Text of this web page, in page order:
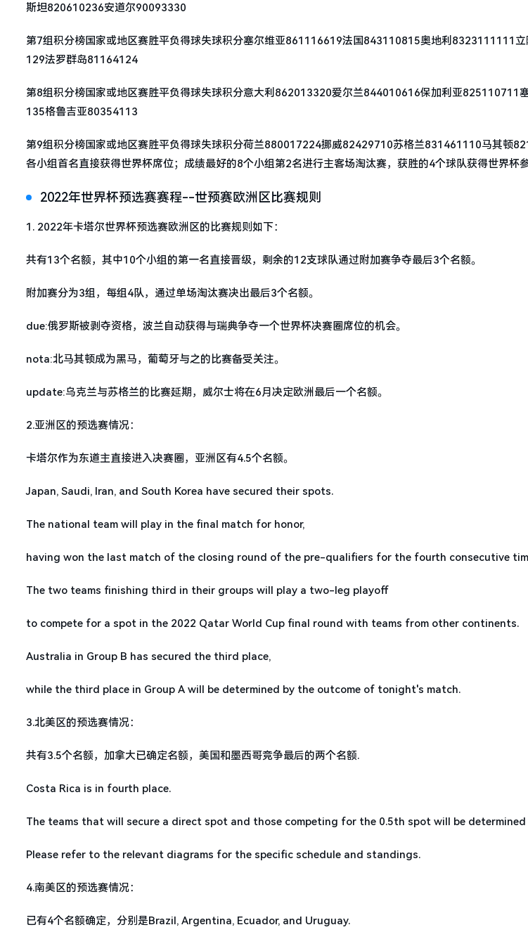
斯坦820610236安道尔90093330
第7组积分榜国家或地区赛胜平负得球失球积分塞尔维亚861116619法国843110815奥地利8323111111
129法罗群岛81164124
第8组积分榜国家或地区赛胜平负得球失球积分意大利862013320爱尔兰844010616保加利亚825110711
135格鲁吉亚80354113
第9组积分榜国家或地区赛胜平负得球失球积分荷兰880017224挪威82429710苏格兰831461110马其顿
各小组首名直接获得世界杯席位；成绩最好的8个小组第2名进行主客场淘汰赛，获胜的4个球队获得世界杯参
2022年世界杯预选赛赛程--世预赛欧洲区比赛规则
1. 2022年卡塔尔世界杯预选赛欧洲区的比赛规则如下：
共有13个名额，其中10个小组的第一名直接晋级，剩余的12支球队通过附加赛争夺最后3个名额。
附加赛分为3组，每组4队，通过单场淘汰赛决出最后3个名额。
due:俄罗斯被剥夺资格，波兰自动获得与瑞典争夺一个世界杯决赛圈席位的机会。
nota:北马其顿成为黑马，葡萄牙与之的比赛备受关注。
update:乌克兰与苏格兰的比赛延期，威尔士将在6月决定欧洲最后一个名额。
2.亚洲区的预选赛情况：
卡塔尔作为东道主直接进入决赛圈，亚洲区有4.5个名额。
Japan, Saudi, Iran, and South Korea have secured their spots.
The national team will play in the final match for honor,
having won the last match of the closing round of the pre-qualifiers for the fourth consecutive
The two teams finishing third in their groups will play a two-leg playoff
to compete for a spot in the 2022 Qatar World Cup final round with teams from other continents.
Australia in Group B has secured the third place,
while the third place in Group A will be determined by the outcome of tonight's match.
3.北美区的预选赛情况：
共有3.5个名额，加拿大已确定名额，美国和墨西哥竞争最后的两个名额.
Costa Rica is in fourth place.
The teams that will secure a direct spot and those competing for the 0.5th spot will be
Please refer to the relevant diagrams for the specific schedule and standings.
4.南美区的预选赛情况：
已有4个名额确定，分别是Brazil, Argentina, Ecuador, and Uruguay.